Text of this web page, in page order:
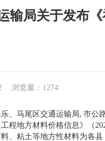
输局关于发布
浏览量：1274
、马尾区交通运输局, 市公
地方材料价格信息》（
粘土等地方性材料为各县